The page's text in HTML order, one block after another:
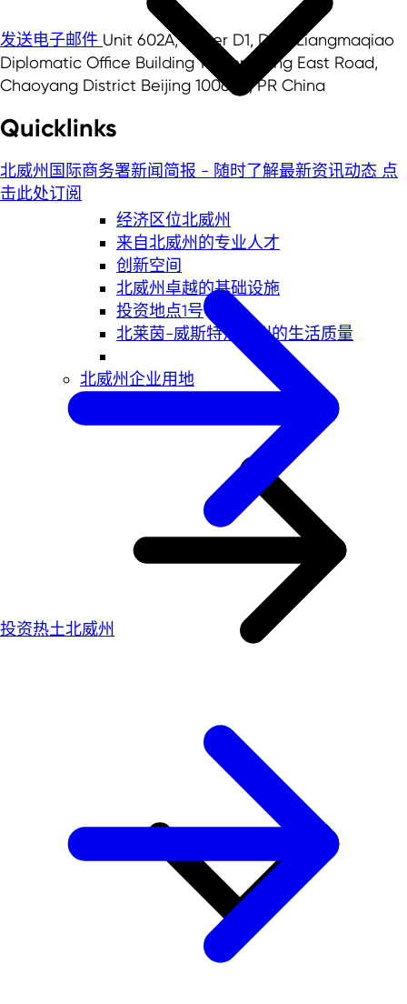
经济区位北威州
来自北威州的专业人才
创新空间
北威州卓越的基础设施
投资地点1号
北莱茵-威斯特法伦州的生活质量
北威州企业用地
发送电子邮件 Unit 602A, Tower D1, DRC Liangmaqiao
Diplomatic Office Building 19 Dongfang East Road,
Chaoyang District Beijing 100600, PR China
Quicklinks
北威州国际商务署新闻简报 - 随时了解最新资讯动态 点
击此处订阅
投资热土北威州